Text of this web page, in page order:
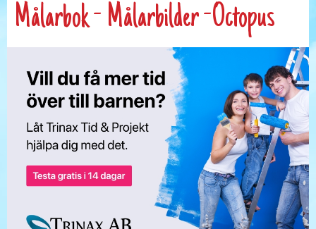
Målarbok - Målarbilder -Octopus